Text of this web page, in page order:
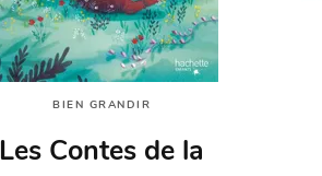
BIEN GRANDIR
Les Contes de la